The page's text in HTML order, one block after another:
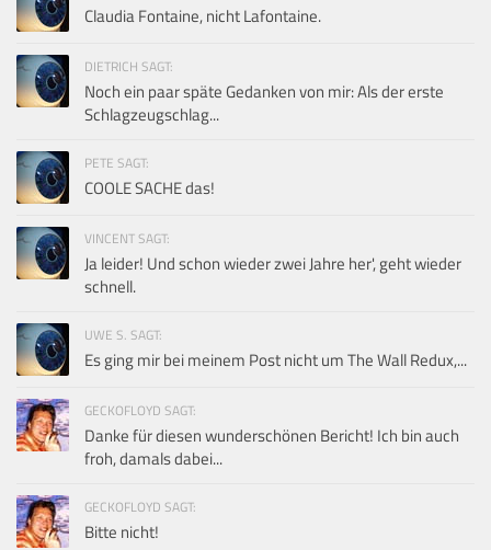
Claudia Fontaine, nicht Lafontaine.
DIETRICH SAGT:
Noch ein paar späte Gedanken von mir: Als der erste
Schlagzeugschlag...
PETE SAGT:
COOLE SACHE das!
VINCENT SAGT:
Ja leider! Und schon wieder zwei Jahre her', geht wieder
schnell.
UWE S. SAGT:
Es ging mir bei meinem Post nicht um The Wall Redux,...
GECKOFLOYD SAGT:
Danke für diesen wunderschönen Bericht! Ich bin auch
froh, damals dabei...
GECKOFLOYD SAGT:
Bitte nicht!